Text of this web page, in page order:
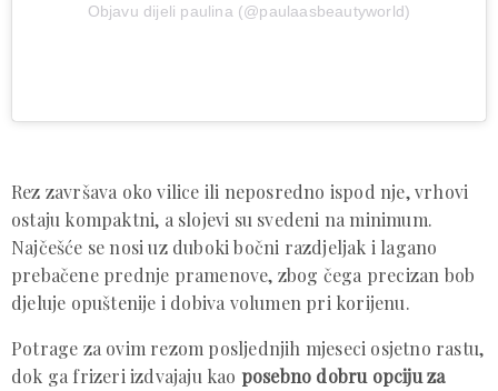
Objavu dijeli paulina (@paulaasbeautyworld)
Rez završava oko vilice ili neposredno ispod nje, vrhovi
ostaju kompaktni, a slojevi su svedeni na minimum.
Najčešće se nosi uz duboki bočni razdjeljak i lagano
prebačene prednje pramenove, zbog čega precizan bob
djeluje opuštenije i dobiva volumen pri korijenu.
Potrage za ovim rezom posljednjih mjeseci osjetno rastu,
dok ga frizeri izdvajaju kao posebno dobru opciju za